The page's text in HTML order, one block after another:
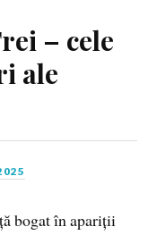
– cele
ale
bogat în apariții